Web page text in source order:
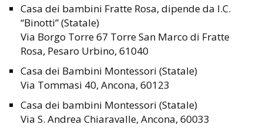
Casa dei bambini Fratte Rosa, dipende da I.C.
“Binotti” (Statale)
Via Borgo Torre 67 Torre San Marco di Fratte
Rosa, Pesaro Urbino, 61040
Casa dei Bambini Montessori (Statale)
Via Tommasi 40, Ancona, 60123
Casa dei bambini Montessori (Statale)
Via S. Andrea Chiaravalle, Ancona, 60033